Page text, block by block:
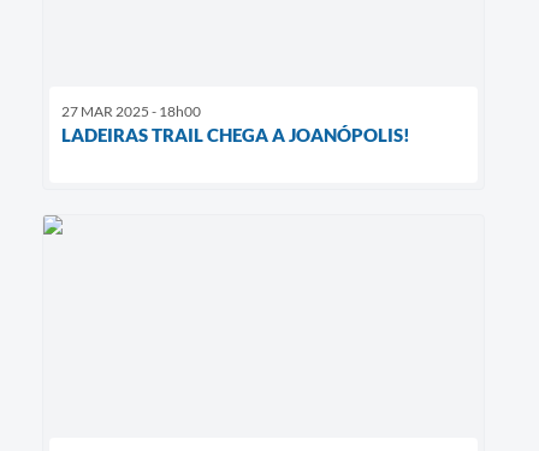
27 MAR 2025 - 18h00
LADEIRAS TRAIL CHEGA A JOANÓPOLIS!